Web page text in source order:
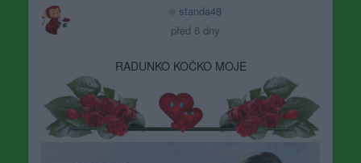
standa48
před 6 dny
RADUNKO KOČKO MOJE